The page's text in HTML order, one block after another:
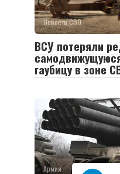
Новости СВО
ВСУ потеряли
гаубицу в зоне
Армия